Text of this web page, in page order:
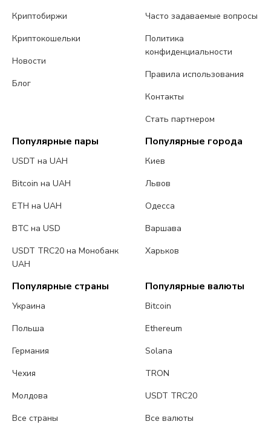
Криптобиржи
Криптокошельки
Новости
Блог
Часто задаваемые вопросы
Политика
конфиденциальности
Правила использования
Контакты
Стать партнером
Популярные пары
USDT на UAH
Bitcoin на UAH
ETH на UAH
BTC на USD
USDT TRC20 на Монобанк
UAH
Популярные города
Киев
Львов
Одесса
Варшава
Харьков
Популярные страны
Украина
Польша
Германия
Чехия
Молдова
Все страны
Популярные валюты
Bitcoin
Ethereum
Solana
TRON
USDT TRC20
Все валюты